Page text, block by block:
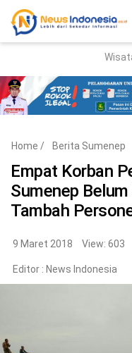
Parlemen
Nasional
Korupsi
Home / Berita Sumenep
Empat Korban
Sumenep
Tambah
9 Maret 2018 View: 603
Editor : News Indonesia